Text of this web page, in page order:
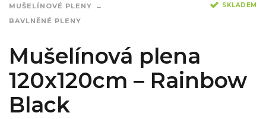
MUŠELÍNOVÉ PLENY
BAVLNĚNÉ PLENY
SKLADEM
Mušelínová plena
120x120cm – Rainbow
Black